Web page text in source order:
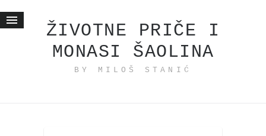
ŽIVOTNE PRIČE I
MONASI ŠAOLINA
BY MILOŠ STANIĆ
Životne priče